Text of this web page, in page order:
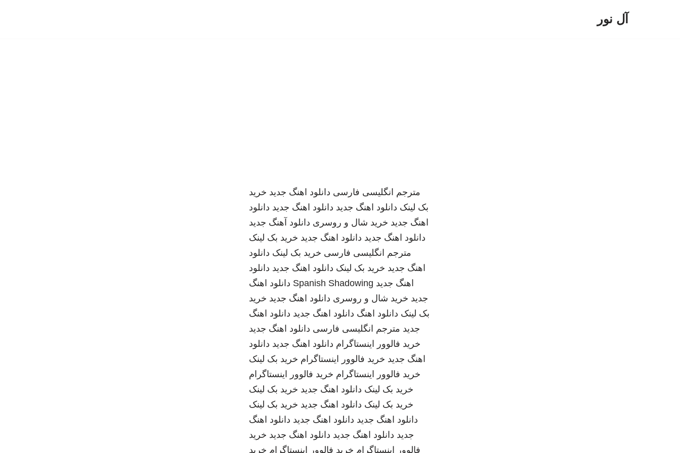
آل نور
مترجم انگلیسی فارسی دانلود اهنگ جدید خرید
بک لینک دانلود اهنگ جدید دانلود اهنگ جدید دانلود
اهنگ جدید خرید شال و روسری دانلود آهنگ جدید
دانلود اهنگ جدید دانلود اهنگ جدید خرید بک لینک
مترجم انگلیسی فارسی خرید بک لینک دانلود
اهنگ جدید خرید بک لینک دانلود اهنگ جدید دانلود
اهنگ جدید Spanish Shadowing دانلود اهنگ
جدید خرید شال و روسری دانلود اهنگ جدید خرید
بک لینک دانلود اهنگ دانلود اهنگ جدید دانلود اهنگ
جدید مترجم انگلیسی فارسی دانلود اهنگ جدید
خرید فالوور اینستاگرام دانلود اهنگ جدید دانلود
اهنگ جدید خرید فالوور اینستاگرام خرید بک لینک
خرید فالوور اینستاگرام خرید فالوور اینستاگرام
خرید بک لینک دانلود اهنگ جدید خرید بک لینک
خرید بک لینک دانلود اهنگ جدید خرید بک لینک
دانلود اهنگ جدید دانلود اهنگ جدید دانلود اهنگ
جدید دانلود اهنگ جدید دانلود اهنگ جدید خرید
فالوور اینستاگرام خرید فالوور اینستاگرام خرید